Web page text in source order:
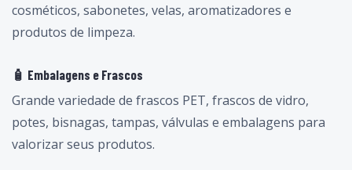
cosméticos, sabonetes, velas, aromatizadores e
produtos de limpeza.
🧴 Embalagens e Frascos
Grande variedade de frascos PET, frascos de vidro,
potes, bisnagas, tampas, válvulas e embalagens para
valorizar seus produtos.